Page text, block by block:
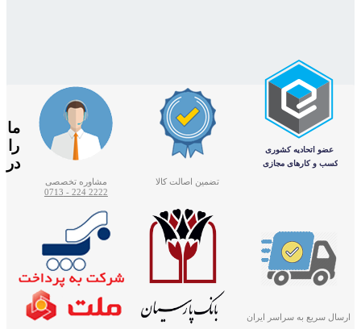
تضمین اصالت کالا
مشاوره تخصصی
2222 224 - 0713
ارسال سریع به سراسر ایران
ما
را
در